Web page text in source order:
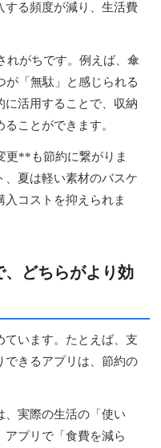
する頻度が減り、生活費
がちです。例えば、傘
が「無駄」と感じられる
に活用することで、収納
ことができます。
更**も節約に繋がりま
、夏は軽い素材のバスケ
入コストを抑えられま
どちらがより効
ています。たとえば、支
できるアプリは、節約の
、実際の生活の「使い
プリで「食費を減ら